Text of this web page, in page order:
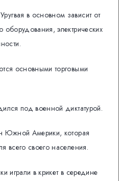
в основном зависит от
оборудования, электрических
основными торговыми
под военной диктатурой.
Южной Америки, которая
всего своего населения.
играли в крикет в середине